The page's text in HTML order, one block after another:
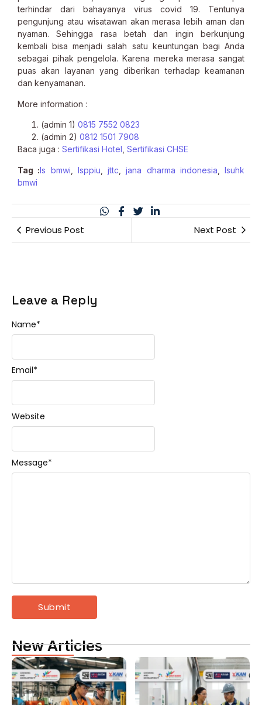
terhindar dari bahayanya virus covid 19. Tentunya
pengunjung atau wisatawan akan merasa lebih aman dan
nyaman. Sehingga rasa betah dan ingin berkunjung
kembali bisa menjadi salah satu keuntungan bagi Anda
sebagai pihak pengelola. Karena mereka merasa sangat
puas akan layanan yang diberikan terhadap keamanan
dan kenyamanan.
More information :
(admin 1) 0815 7552 0823
(admin 2) 0812 1501 7908
Baca juga : Sertifikasi Hotel Sertifikasi CHSE
Tag :ls bmwi lsppiu jttc ,jana dharma indonesia
lsuhk
bmwi
Previous Post Next Post
Leave a Reply
Message*
Name*
Email*
Website
New Articles